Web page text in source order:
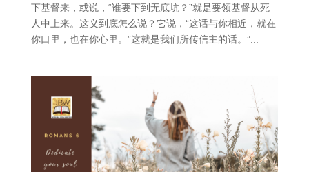
下基督来，或说，“谁要下到无底坑？”就是要领基督从死
人中上来。这义到底怎么说？它说，“这话与你相近，就在
你口里，也在你心里。”这就是我们所传信主的话。”...